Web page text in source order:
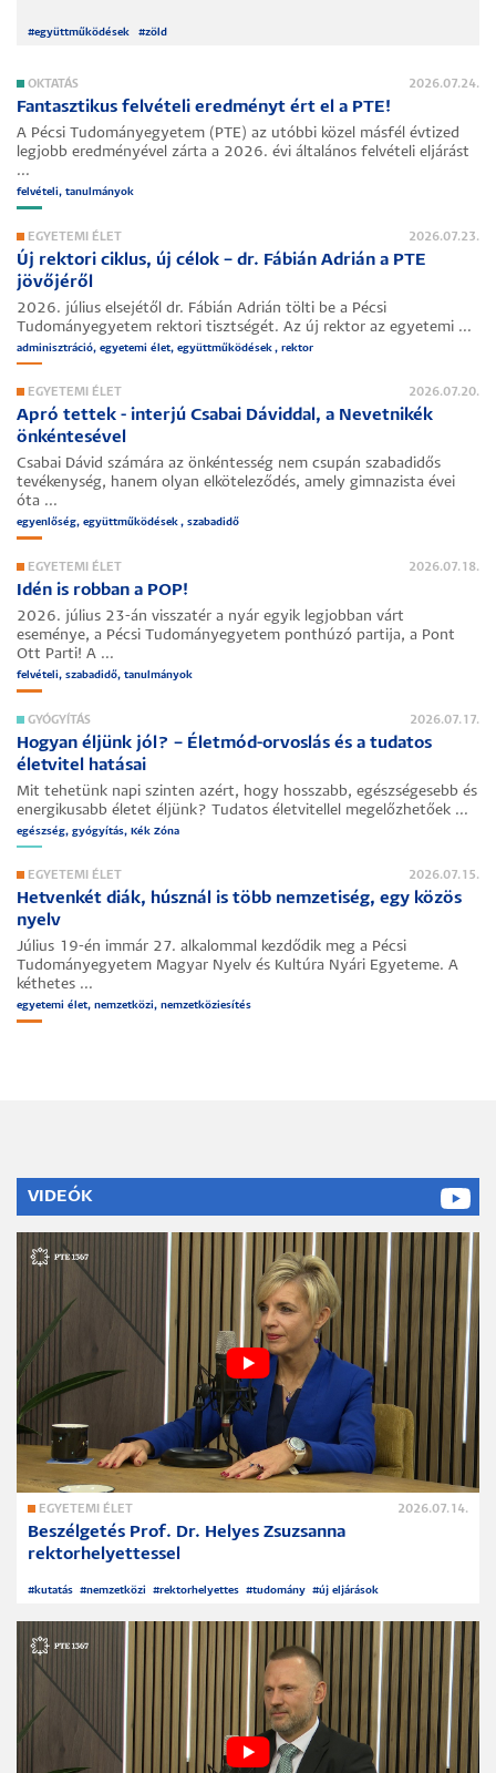
#együttműködések #zöld
OKTATÁS 2026.07.24.
Fantasztikus felvételi eredményt ért el a PTE!
A Pécsi Tudományegyetem (PTE) az utóbbi közel másfél évtized
legjobb eredményével zárta a 2026. évi általános felvételi eljárást
...
felvételi, tanulmányok
EGYETEMI ÉLET 2026.07.23.
Új rektori ciklus, új célok – dr. Fábián Adrián a PTE
jövőjéről
2026. július elsejétől dr. Fábián Adrián tölti be a Pécsi
Tudományegyetem rektori tisztségét. Az új rektor az egyetemi ...
adminisztráció, egyetemi élet, együttműködések , rektor
EGYETEMI ÉLET 2026.07.20.
Apró tettek - interjú Csabai Dáviddal, a Nevetnikék
önkéntesével
Csabai Dávid számára az önkéntesség nem csupán szabadidős
tevékenység, hanem olyan elköteleződés, amely gimnazista évei
óta ...
egyenlőség, együttműködések , szabadidő
EGYETEMI ÉLET 2026.07.18.
Idén is robban a POP!
2026. július 23-án visszatér a nyár egyik legjobban várt
eseménye, a Pécsi Tudományegyetem ponthúzó partija, a Pont
Ott Parti! A ...
felvételi, szabadidő, tanulmányok
GYÓGYÍTÁS 2026.07.17.
Hogyan éljünk jól? – Életmód-orvoslás és a tudatos
életvitel hatásai
Mit tehetünk napi szinten azért, hogy hosszabb, egészségesebb és
energikusabb életet éljünk? Tudatos életvitellel megelőzhetőek ...
egészség, gyógyítás, Kék Zóna
EGYETEMI ÉLET 2026.07.15.
Hetvenkét diák, húsznál is több nemzetiség, egy közös
nyelv
Július 19-én immár 27. alkalommal kezdődik meg a Pécsi
Tudományegyetem Magyar Nyelv és Kultúra Nyári Egyeteme. A
kéthetes ...
egyetemi élet, nemzetközi, nemzetköziesítés
VIDEÓK
EGYETEMI ÉLET 2026.07.14.
Beszélgetés Prof. Dr. Helyes Zsuzsanna
rektorhelyettessel
# kutatás #nemzetközi #rektorhelyettes #tudomány #új eljárások